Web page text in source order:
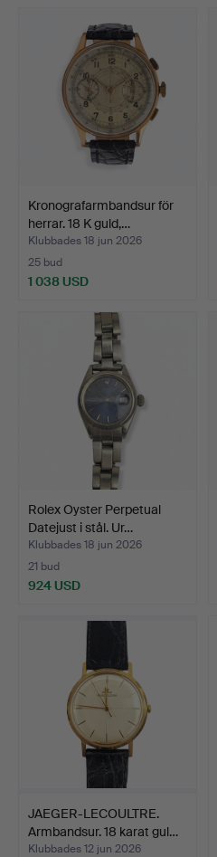
Kronografarmbandsur för
herrar. 18 K guld,…
Klubbades 18 jun 2026
25 bud
1 038 USD
Rolex Oyster Perpetual
Datejust i stål. Ur…
Klubbades 18 jun 2026
21 bud
924 USD
JAEGER-LECOULTRE.
Armbandsur. 18 karat gul…
Klubbades 12 jun 2026